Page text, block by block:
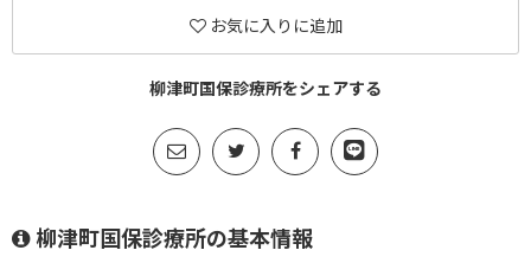
お気に入りに追加
柳津町国保診療所をシェアする
柳津町国保診療所の基本情報